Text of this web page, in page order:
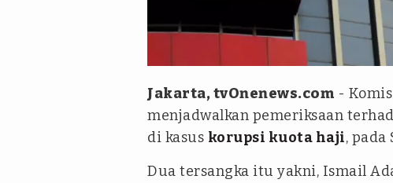
tvOnenews.com/Julio Trisaputra
Jakarta, tvOnenews.com -
menjadwalkan pemeriksaan
di kasus korupsi kuota haji, pada
Dua tersangka itu yakni, Ismail